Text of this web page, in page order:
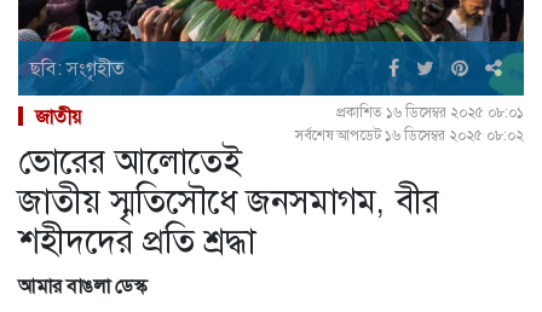
ছবি: সংগৃহীত
জাতীয়
প্রকাশিত ১৬ ডিসেম্বর ২০২৫ ০৮:০১
সর্বশেষ আপডেট ১৬ ডিসেম্বর ২০২৫ ০৮:০২
ভোরের আলোতেই
জাতীয় স্মৃতিসৌধে জনসমাগম, বীর
শহীদদের প্রতি শ্রদ্ধা
আমার বাঙলা ডেস্ক